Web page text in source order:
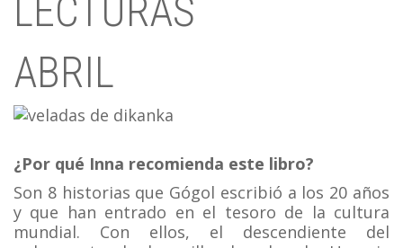
LECTURAS
ABRIL
¿Por qué Inna recomienda este libro?
Son 8 historias que Gógol escribió a los 20 años
y que han entrado en el tesoro de la cultura
mundial. Con ellos, el descendiente del